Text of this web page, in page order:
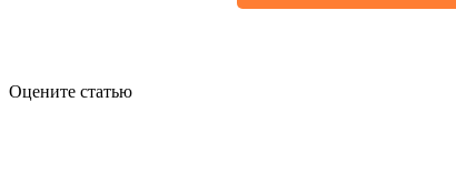
Оцените статью